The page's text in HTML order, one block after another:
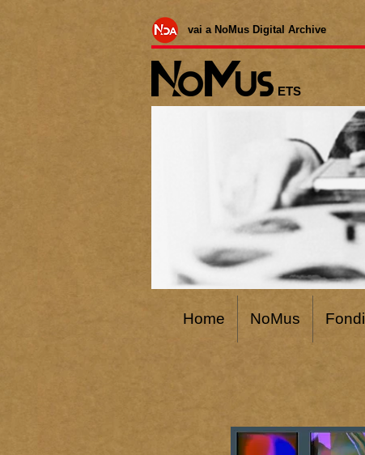
Home NoMus Fondi
vai a NoMus Digital Archive
ETS